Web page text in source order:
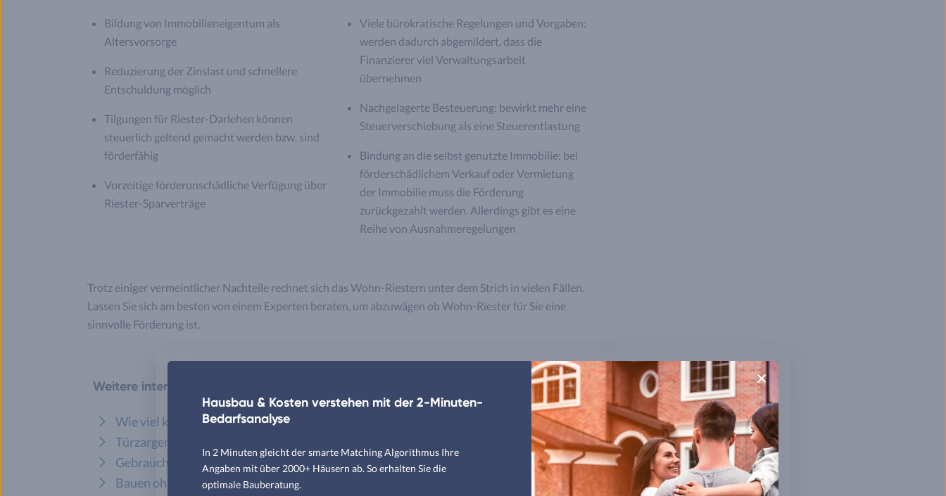
Bildung von Immobilieneigentum als
Altersvorsorge
Reduzierung der Zinslast und schnellere
Entschuldung möglich
Tilgungen für Riester-Darlehen können
steuerlich geltend gemacht werden bzw. sind
förderfähig
Vorzeitige förderunschädliche Verfügung über
Riester-Sparverträge
Viele bürokratische Regelungen und Vorgaben:
werden dadurch abgemildert, dass die
Finanzierer viel Verwaltungsarbeit
übernehmen
Nachgelagerte Besteuerung: bewirkt mehr eine
Steuerverschiebung als eine Steuerentlastung
Bindung an die selbst genutzte Immobilie: bei
förderschädlichem Verkauf oder Vermietung
der Immobilie muss die Förderung
zurückgezahlt werden. Allerdings gibt es eine
Reihe von Ausnahmeregelungen
Trotz einiger vermeintlicher Nachteile rechnet sich das Wohn-Riestern unter dem Strich in vielen Fällen.
Lassen Sie sich am besten von einem Experten beraten, um abzuwägen ob Wohn-Riester für Sie eine
sinnvolle Förderung ist.
Weitere interessante Artikel aus unserem Ratgeber
Wie viel kostet ein Haus? Hausbau-Kosten im Überblick
Türzargen richtig einbauen
Gebrauchtes Fertighaus kaufen: Darauf müssen Sie achten
Bauen ohne Baugenehmigung: Was ist genehmigungsfrei?
Hausbau & Kosten verstehen mit der 2-Minuten-
Bedarfsanalyse
In 2 Minuten gleicht der smarte Matching Algorithmus Ihre
Angaben mit über 2000+ Häusern ab. So erhalten Sie die
optimale Bauberatung.